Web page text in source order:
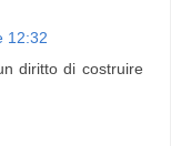
12:32
diritto di costruire